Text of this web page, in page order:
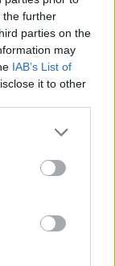
the further
parties on the
may
IAB’s List of
it to other